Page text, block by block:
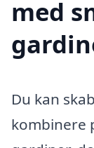
med
Du kan
kombinere